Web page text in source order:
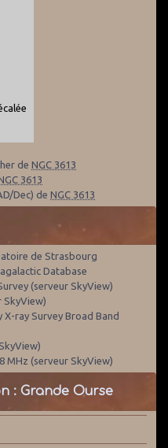
de NGC 3613
3613
Dec) de NGC 3613
de Strasbourg
Database
(serveur SkyView)
SkyView)
X-ray Survey Broad Band
MHz (serveur SkyView)
: Grande Ourse